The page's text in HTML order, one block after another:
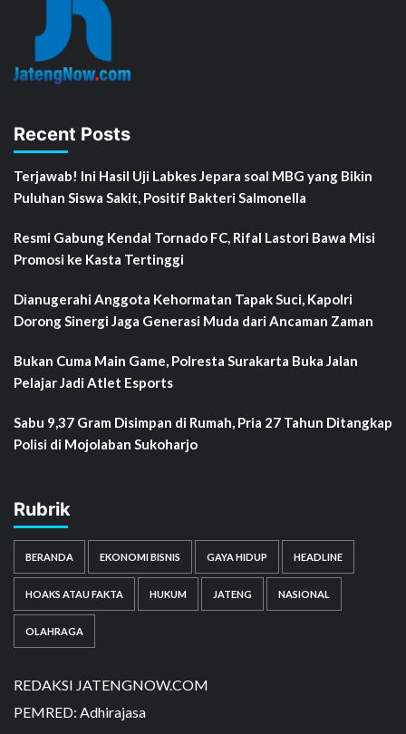
Recent Posts
Terjawab! Ini Hasil Uji Labkes Jepara soal MBG yang Bikin
Puluhan Siswa Sakit, Positif Bakteri Salmonella
Resmi Gabung Kendal Tornado FC, Rifal Lastori Bawa Misi
Promosi ke Kasta Tertinggi
Dianugerahi Anggota Kehormatan Tapak Suci, Kapolri
Dorong Sinergi Jaga Generasi Muda dari Ancaman Zaman
Bukan Cuma Main Game, Polresta Surakarta Buka Jalan
Pelajar Jadi Atlet Esports
Sabu 9,37 Gram Disimpan di Rumah, Pria 27 Tahun Ditangkap
Polisi di Mojolaban Sukoharjo
Rubrik
BERANDA EKONOMI BISNIS GAYA HIDUP HEADLINE
HOAKS ATAU FAKTA HUKUM JATENG NASIONAL
OLAHRAGA
REDAKSI JATENGNOW.COM
PEMRED: Adhirajasa